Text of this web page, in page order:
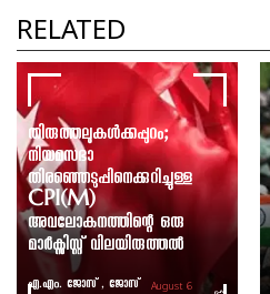
RELATED
തിരുത്തലുകൾക്കപ്പുറം;
നിയമസഭാ
തിരഞ്ഞെടുപ്പിനെക്കുറിച്ചുള്ള
CPI(M)
അവലോകനത്തിന്റെ ഒരു
മാർക്സിസ്റ്റ് വിലയിരുത്തൽ
എ.എം. ജോസ് , ജോസ്
August 6